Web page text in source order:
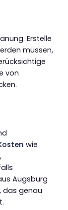
Erstelle
müssen,
von
wie
Augsburg
das genau